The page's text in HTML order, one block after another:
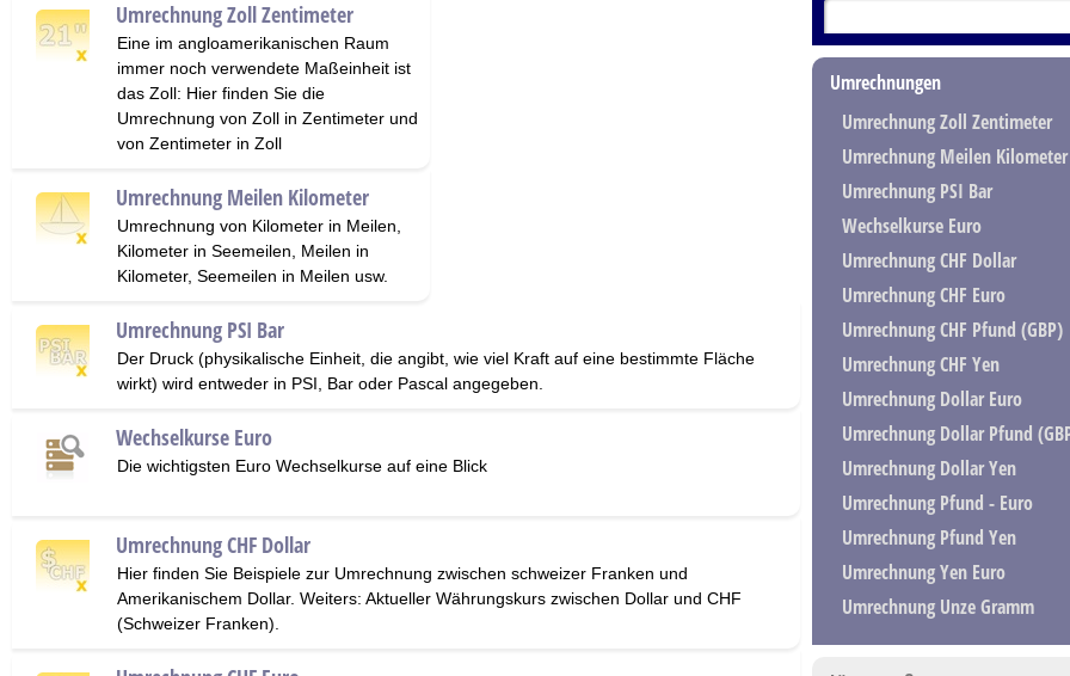
Umrechnung Zoll Zentimeter
Eine im angloamerikanischen Raum
immer noch verwendete Maßeinheit ist
das Zoll: Hier finden Sie die
Umrechnung von Zoll in Zentimeter und
von Zentimeter in Zoll
Umrechnung Meilen Kilometer
Umrechnung von Kilometer in Meilen,
Kilometer in Seemeilen, Meilen in
Kilometer, Seemeilen in Meilen usw.
Umrechnung PSI Bar
Der Druck (physikalische Einheit, die angibt, wie viel Kraft auf eine bestimmte Fläche
wirkt) wird entweder in PSI, Bar oder Pascal angegeben.
Wechselkurse Euro
Die wichtigsten Euro Wechselkurse auf eine Blick
Umrechnung CHF Dollar
Hier finden Sie Beispiele zur Umrechnung zwischen schweizer Franken und
Amerikanischem Dollar. Weiters: Aktueller Währungskurs zwischen Dollar und CHF
(Schweizer Franken).
Umrechnungen
Umrechnung Zoll Zentimeter
Umrechnung Meilen Kilometer
Umrechnung PSI Bar
Wechselkurse Euro
Umrechnung CHF Dollar
Umrechnung CHF Euro
Umrechnung CHF Pfund (GBP)
Umrechnung CHF Yen
Umrechnung Dollar Euro
Umrechnung Dollar Pfund
Umrechnung Dollar Yen
Umrechnung Pfund - Euro
Umrechnung Pfund Yen
Umrechnung Yen Euro
Umrechnung Unze Gramm